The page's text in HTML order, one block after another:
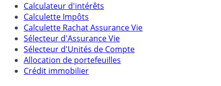
Calculateur d'intérêts
Calculette Impôts
Calculette Rachat Assurance Vie
Sélecteur d'Assurance Vie
Sélecteur d'Unités de Compte
Allocation de portefeuilles
Crédit immobilier